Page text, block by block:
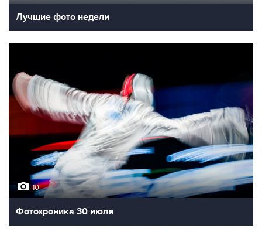
Лучшие фото недели
10
Фотохроника 30 июля